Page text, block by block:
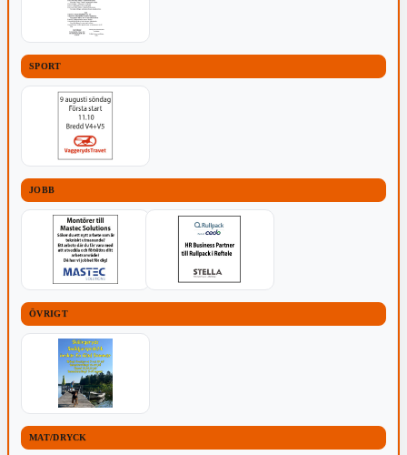
SPORT
JOBB
ÖVRIGT
MAT/DRYCK